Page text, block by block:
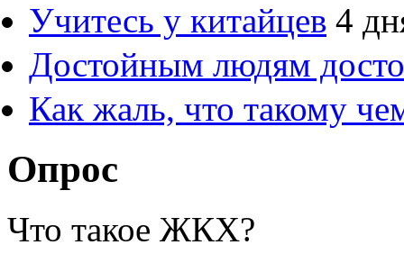
Учитесь у китайцев 4
Достойным людям
Как жаль, что такому
Опрос
Что такое ЖКХ?